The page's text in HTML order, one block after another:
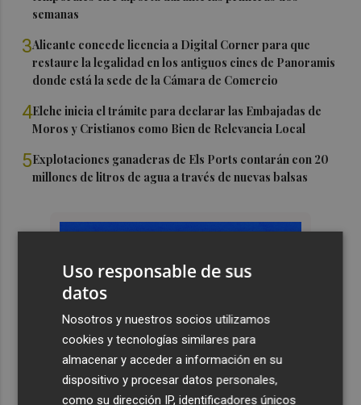
semanas
3Alicante concede licencia a Digital Corner para que
restaure la legalidad en los antiguos cines de Panoramis
donde está la sede de la Cámara de Comercio
4Elche inicia el trámite para declarar las Embajadas de
Moros y Cristianos como Bien de Relevancia Local
5Explotaciones ganaderas de Els Ports contarán con 20
millones de litros de agua a través de nuevas balsas
Uso responsable de sus
datos
Nosotros y nuestros socios utilizamos
cookies y tecnologías similares para
almacenar y acceder a información en su
dispositivo y procesar datos personales,
como su dirección IP, identificadores únicos